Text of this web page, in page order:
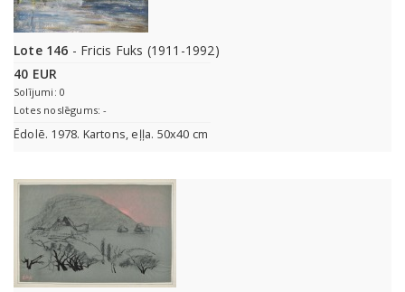
Lote 146 - Fricis Fuks (1911-1992)
40 EUR
Solījumi: 0
Lotes noslēgums: -
Ēdolē. 1978. Kartons, eļļa. 50x40 cm